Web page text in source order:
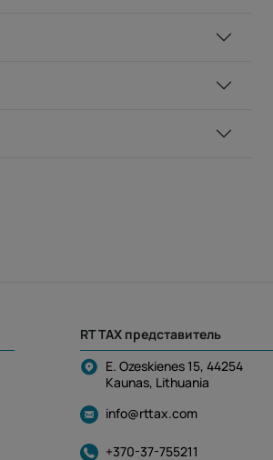
RT TAX представитель
E. Ozeskienes 15, 44254
Kaunas, Lithuania
info@rttax.com
+370-37-755211